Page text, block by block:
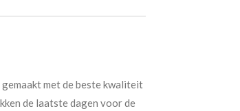
met de beste kwaliteit
de laatste dagen voor de